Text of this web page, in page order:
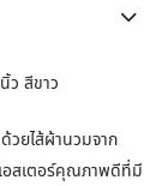
ว สีขาว
ยไส้ผ้านวมจาก
อสเตอร์คุณภาพดีที่มี